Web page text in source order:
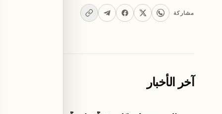
مشاركة
آخر الأخبار
كرة القدم